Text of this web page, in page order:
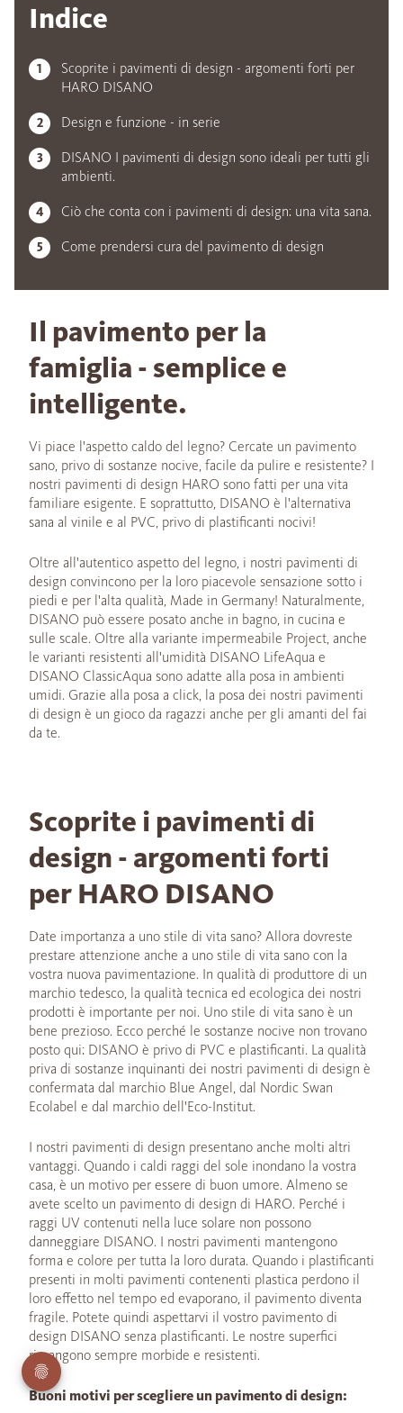
Indice
Scoprite i pavimenti di design - argomenti forti per
HARO DISANO
Design e funzione - in serie
DISANO I pavimenti di design sono ideali per tutti gli
ambienti.
Ciò che conta con i pavimenti di design: una vita sana.
Come prendersi cura del pavimento di design
Il pavimento per la
famiglia - semplice e
intelligente.
Vi piace l'aspetto caldo del legno? Cercate un pavimento
sano, privo di sostanze nocive, facile da pulire e resistente? I
nostri pavimenti di design HARO sono fatti per una vita
familiare esigente. E soprattutto, DISANO è l'alternativa
sana al vinile e al PVC, privo di plastificanti nocivi!
Oltre all'autentico aspetto del legno, i nostri pavimenti di
design convincono per la loro piacevole sensazione sotto i
piedi e per l'alta qualità, Made in Germany! Naturalmente,
DISANO può essere posato anche in bagno, in cucina e
sulle scale. Oltre alla variante impermeabile Project, anche
le varianti resistenti all'umidità DISANO LifeAqua e
DISANO ClassicAqua sono adatte alla posa in ambienti
umidi. Grazie alla posa a click, la posa dei nostri pavimenti
di design è un gioco da ragazzi anche per gli amanti del fai
da te.
Scoprite i pavimenti di
design - argomenti forti
per HARO DISANO
Date importanza a uno stile di vita sano? Allora dovreste
prestare attenzione anche a uno stile di vita sano con la
vostra nuova pavimentazione. In qualità di produttore di un
marchio tedesco, la qualità tecnica ed ecologica dei nostri
prodotti è importante per noi. Uno stile di vita sano è un
bene prezioso. Ecco perché le sostanze nocive non trovano
posto qui: DISANO è privo di PVC e plastificanti. La qualità
priva di sostanze inquinanti dei nostri pavimenti di design è
confermata dal marchio Blue Angel, dal Nordic Swan
Ecolabel e dal marchio dell'Eco-Institut.
I nostri pavimenti di design presentano anche molti altri
vantaggi. Quando i caldi raggi del sole inondano la vostra
casa, è un motivo per essere di buon umore. Almeno se
avete scelto un pavimento di design di HARO. Perché i
raggi UV contenuti nella luce solare non possono
danneggiare DISANO. I nostri pavimenti mantengono
forma e colore per tutta la loro durata. Quando i plastificanti
presenti in molti pavimenti contenenti plastica perdono il
loro effetto nel tempo ed evaporano, il pavimento diventa
fragile. Potete quindi aspettarvi il vostro pavimento di
design DISANO senza plastificanti. Le nostre superfici
rimangono sempre morbide e resistenti.
Buoni motivi per scegliere un pavimento di design: